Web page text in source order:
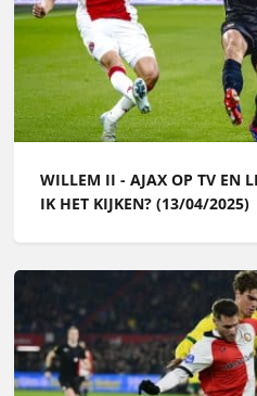
WILLEM II - AJAX OP TV EN
IK HET KIJKEN? (13/04/2025)